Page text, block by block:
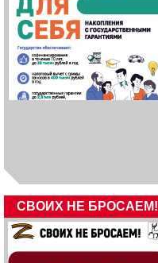
СВОИХ НЕ БРОСАЕМ!